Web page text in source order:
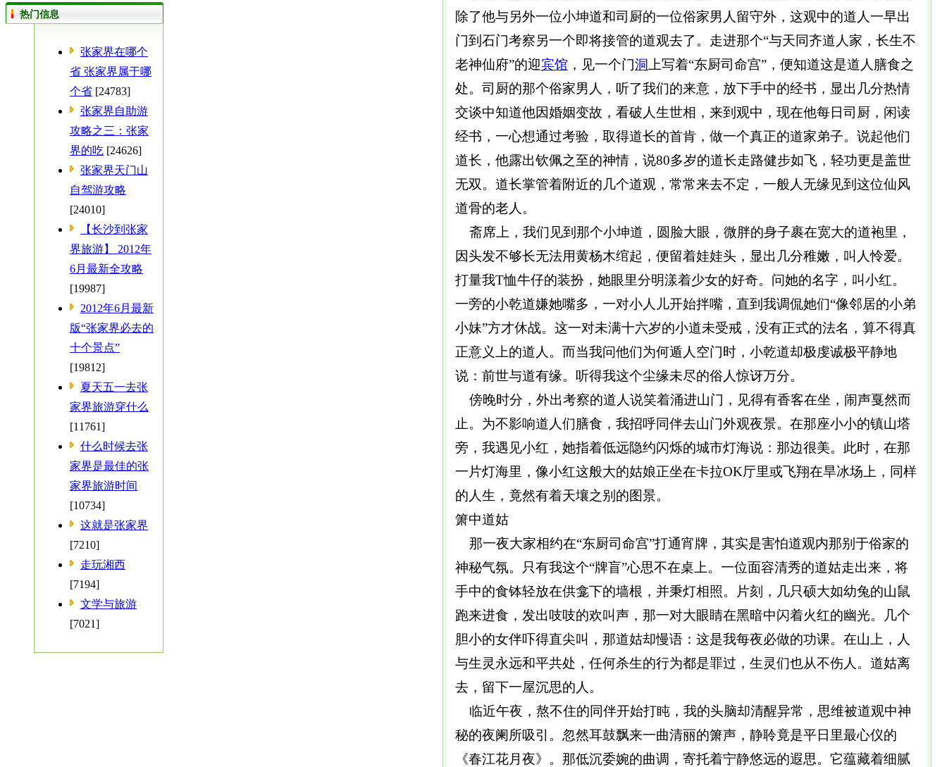
除了他与另外一位小坤道和司厨的一位俗家男人留守外，这观中的道人一早出
门到石门考察另一个即将接管的道观去了。走进那个“与天同齐道人家，长生不
老神仙府”的迎宾馆 ，见一个门洞
上写着“东厨司命宫”，便知道这是道人膳食之
处。司厨的那个俗家男人，听了我们的来意，放下手中的经书，显出几分热情
交谈中知道他因婚姻变故，看破人生世相，来到观中，现在他每日司厨，闲读
经书，一心想通过考验，取得道长的首肯，做一个真正的道家弟子。说起他们
道长，他露出钦佩之至的神情，说80多岁的道长走路健步如飞，轻功更是盖世
无双。道长掌管着附近的几个道观，常常来去不定，一般人无缘见到这位仙风
道骨的老人。
斋席上，我们见到那个小坤道，圆脸大眼，微胖的身子裹在宽大的道袍里，
因头发不够长无法用黄杨木绾起，便留着娃娃头，显出几分稚嫩，叫人怜爱。
打量我T恤牛仔的装扮，她眼里分明漾着少女的好奇。问她的名字，叫小红。
一旁的小乾道嫌她嘴多，一对小人儿开始拌嘴，直到我调侃她们“像邻居的小弟
小妹”方才休战。这一对未满十六岁的小道未受戒，没有正式的法名，算不得真
正意义上的道人。而当我问他们为何遁人空门时，小乾道却极虔诚极平静地
说：前世与道有缘。听得我这个尘缘未尽的俗人惊讶万分。
傍晚时分，外出考察的道人说笑着涌进山门，见得有香客在坐，闹声戛然而
止。为不影响道人们膳食，我招呼同伴去山门外观夜景。在那座小小的镇山塔
旁，我遇见小红，她指着低远隐约闪烁的城市灯海说：那边很美。此时，在那
一片灯海里，像小红这般大的姑娘正坐在卡拉OK厅里或飞翔在旱冰场上，同样
的人生，竟然有着天壤之别的图景。
箫中道姑
那一夜大家相约在“东厨司命宫”打通宵牌，其实是害怕道观内那别于俗家的
神秘气氛。只有我这个“牌盲”心思不在桌上。一位面容清秀的道姑走出来，将
手中的食钵轻放在供龛下的墙根，并秉灯相照。片刻，几只硕大如幼兔的山鼠
跑来进食，发出吱吱的欢叫声，那一对大眼睛在黑暗中闪着火红的幽光。几个
胆小的女伴吓得直尖叫，那道姑却慢语：这是我每夜必做的功课。在山上，人
与生灵永远和平共处，任何杀生的行为都是罪过，生灵们也从不伤人。道姑离
去，留下一屋沉思的人。
临近午夜，熬不住的同伴开始打盹，我的头脑却清醒异常，思维被道观中神
秘的夜阑所吸引。忽然耳鼓飘来一曲清丽的箫声，静聆竟是平日里最心仪的
《春江花月夜》。那低沉委婉的曲调，寄托着宁静悠远的遐思。它蕴藏着细腻
热门信息
张家界在哪个
省 张家界属于哪
个省 [24783]
张家界自助游
攻略之三：张家
界的吃 [24626]
张家界天门山
自驾游攻略
[24010]
【长沙到张家
界旅游】 2012年
6月最新全攻略
[19987]
2012年6月最新
版“张家界必去的
十个景点”
[19812]
夏天五一去张
家界旅游穿什么
[11761]
什么时候去张
家界是最佳的张
家界旅游时间
[10734]
这就是张家界
[7210]
走玩湘西
[7194]
文学与旅游
[7021]